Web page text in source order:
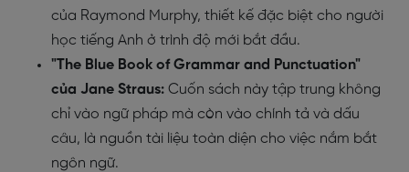
của Raymond Murphy, thiết kế đặc biệt cho người
học tiếng Anh ở trình độ mới bắt đầu.
"The Blue Book of Grammar and Punctuation"
của Jane Straus: Cuốn sách này tập trung không
chỉ vào ngữ pháp mà còn vào chính tả và dấu
câu, là nguồn tài liệu toàn diện cho việc nắm bắt
ngôn ngữ.